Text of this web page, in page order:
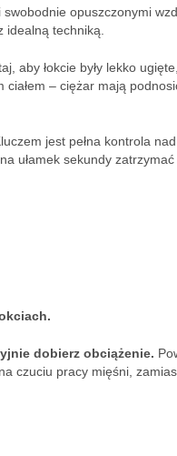
opuszczonymi
idealną techniką.
aby łokcie były lekko
– ciężar mają
jest pełna kontrola nad
ułamek sekundy
dobierz obciążenie.
czuciu pracy mięśni,